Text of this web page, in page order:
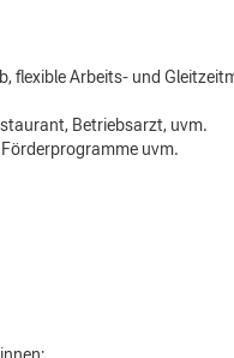
flexible Arbeits- und
Betriebsarzt, uvm.
uvm.